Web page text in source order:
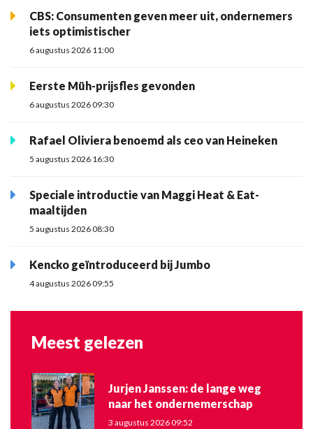
CBS: Consumenten geven meer uit, ondernemers
iets optimistischer
6 augustus 2026 11:00
Eerste Müh-prijsfles gevonden
6 augustus 2026 09:30
Rafael Oliviera benoemd als ceo van Heineken
5 augustus 2026 16:30
Speciale introductie van Maggi Heat & Eat-
maaltijden
5 augustus 2026 08:30
Kencko geïntroduceerd bij Jumbo
4 augustus 2026 09:55
Meest gelezen
Jurjen Janssen: de lange weg
naar het ondernemerschap
3 augustus 2026 09:52